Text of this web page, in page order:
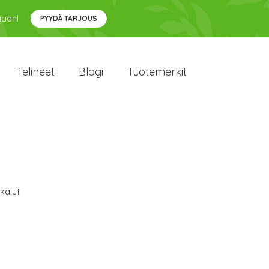
PYYDÄ TARJOUS
Telineet Blogi Tuotemerkit